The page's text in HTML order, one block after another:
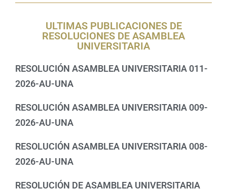
ULTIMAS PUBLICACIONES DE
RESOLUCIONES DE ASAMBLEA
UNIVERSITARIA
RESOLUCIÓN ASAMBLEA UNIVERSITARIA 011-
2026-AU-UNA
RESOLUCIÓN ASAMBLEA UNIVERSITARIA 009-
2026-AU-UNA
RESOLUCIÓN ASAMBLEA UNIVERSITARIA 008-
2026-AU-UNA
RESOLUCIÓN DE ASAMBLEA UNIVERSITARIA